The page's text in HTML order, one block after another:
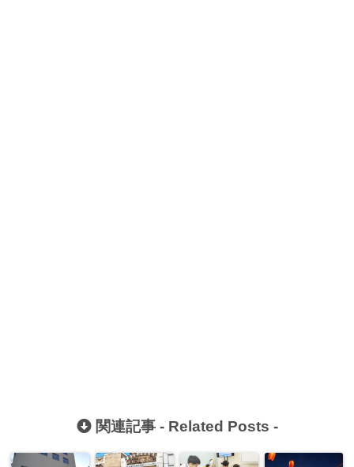
関連記事 - Related Posts -